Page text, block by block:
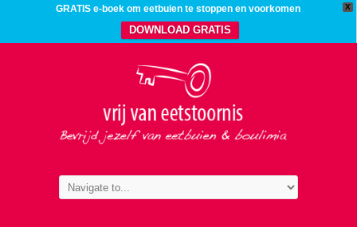
X
GRATIS e-boek om eetbuien te stoppen en voorkomen
DOWNLOAD GRATIS